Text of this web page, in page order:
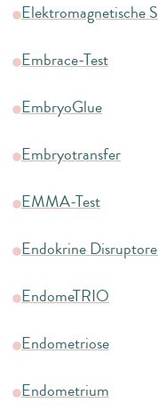
Elektromagnetische
Embrace-Test
EmbryoGlue
Embryotransfer
EMMA-Test
Endokrine
EndomeTRIO
Endometriose
Endometrium